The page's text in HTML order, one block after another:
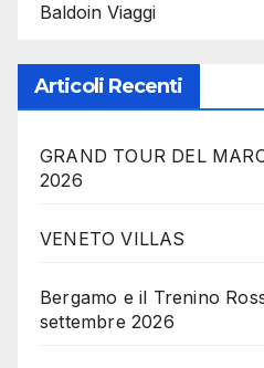
Baldoin Viaggi
Articoli Recenti
GRAND TOUR DEL
2026
VENETO VILLAS
Bergamo e il Trenino
settembre 2026